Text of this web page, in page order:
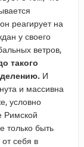
реагирует на
у своего
ветров,
такого
И
и массивна
условно
Римской
только быть
себя в